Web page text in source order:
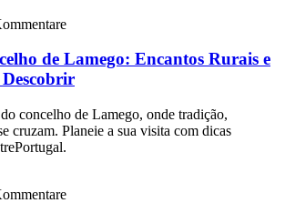
de Lamego: Encantos Rurais e
concelho de Lamego, onde tradição,
cruzam. Planeie a sua visita com dicas